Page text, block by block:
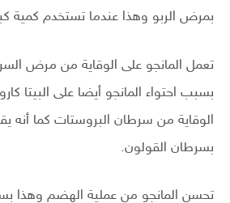
بمرض الربو وهذا عندما تستخدم كمية
تعمل المانجو على الوقاية من مرض
بسبب احتواء المانجو أيضا على البيتا
الوقاية من سرطان البروستات كما أنه
بسرطان القولون.
تحسن المانجو من عملية الهضم وهذا